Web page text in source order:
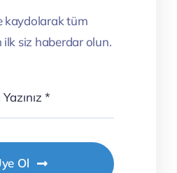
kaydolarak tüm
ilk siz haberdar olun.
Ol